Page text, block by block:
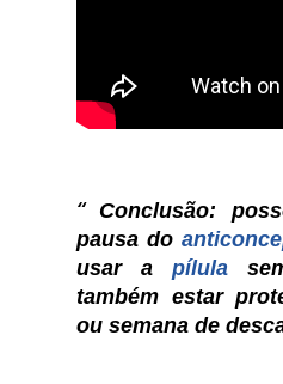
Conclusão:
pausa do
usar a pílula
também estar
ou semana de